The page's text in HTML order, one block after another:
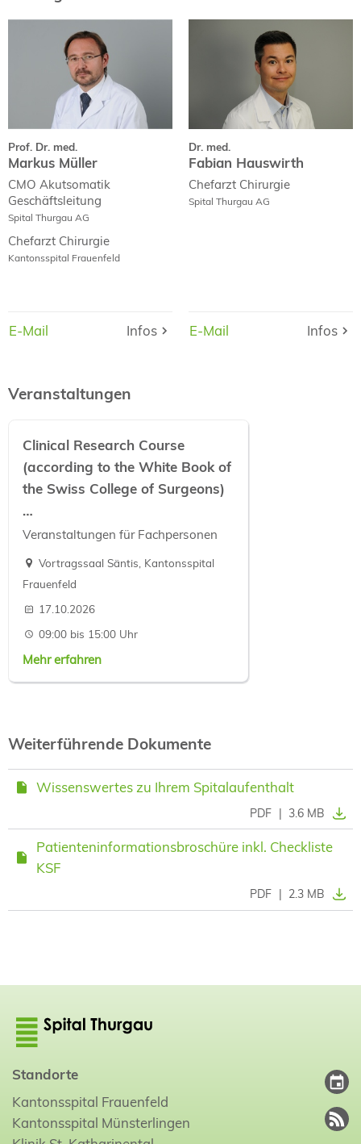
Prof. Dr. med.
Markus Müller
CMO Akutsomatik
Geschäftsleitung
Spital Thurgau AG
Chefarzt Chirurgie
Kantonsspital Frauenfeld
E-Mail Infos
Prof. Dr. med.
Markus Müller
Curriculum Vitae
Fachpublikationen
E-Mail Infos
Dr. med.
Fabian Hauswirth
Chefarzt Chirurgie
Spital Thurgau AG
E-Mail Infos
Fabian Hauswirth
Curriculum Vitae
E-Mail Infos
Veranstaltungen
Clinical Research Course
(according to the White Book of
the Swiss College of Surgeons)
…
Veranstaltungen für Fachpersonen
Vortragssaal Säntis, Kantonsspital
Frauenfeld
17.10.2026
09:00 bis 15:00 Uhr
Mehr erfahren
Weiterführende Dokumente
Wissenswertes zu Ihrem Spitalaufenthalt
PDF | 3.6 MB
Patienteninformationsbroschüre inkl. Checkliste
KSF
PDF | 2.3 MB
Standorte
Kantonsspital Frauenfeld
Kantonsspital Münsterlingen